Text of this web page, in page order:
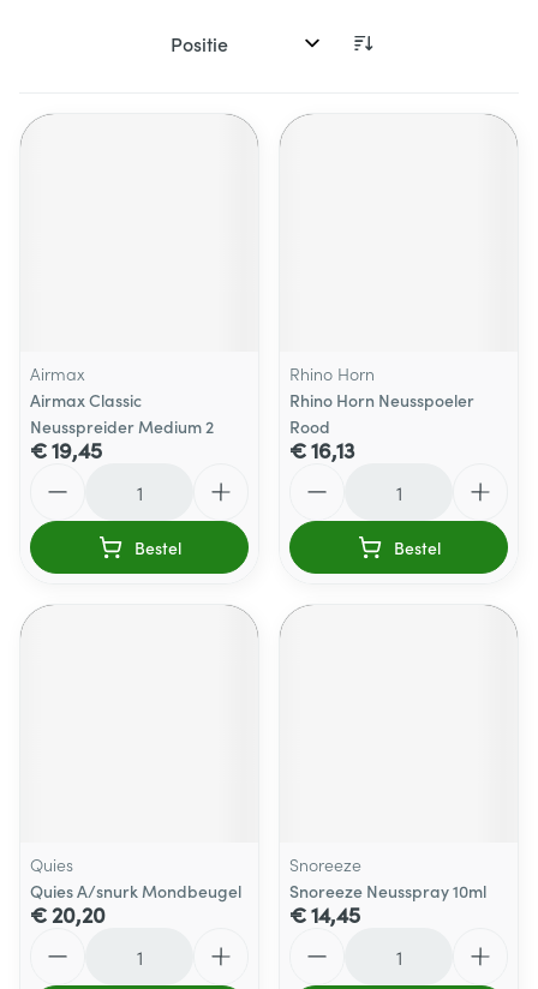
Sorteer op:
Airmax
Airmax Classic
Neusspreider Medium 2
€ 19,45
Bestel
Rhino Horn
Rhino Horn Neusspoeler
Rood
€ 16,13
Bestel
Quies
Quies A/snurk Mondbeugel
€ 20,20
Snoreeze
Snoreeze Neusspray 10ml
€ 14,45